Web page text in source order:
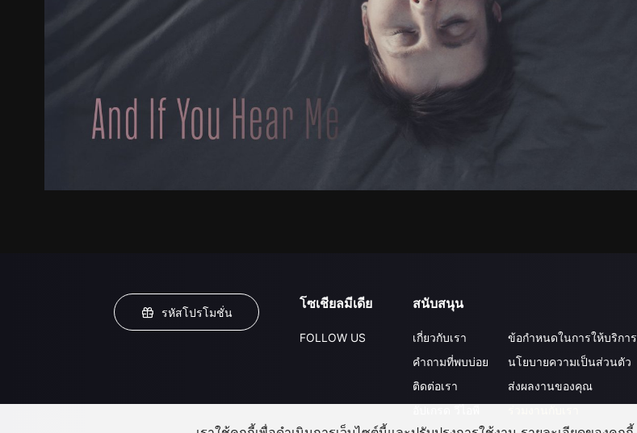
รหัสโปรโมชั่น
โซเชียลมีเดีย
FOLLOW US
สนับสนุน
เกี่ยวกับเรา
คำถามที่พบบ่อย
ติดต่อเรา
ข้อกำหนดในการให้บริการ
นโยบายความเป็นส่วนตัว
ส่งผลงานของคุณ